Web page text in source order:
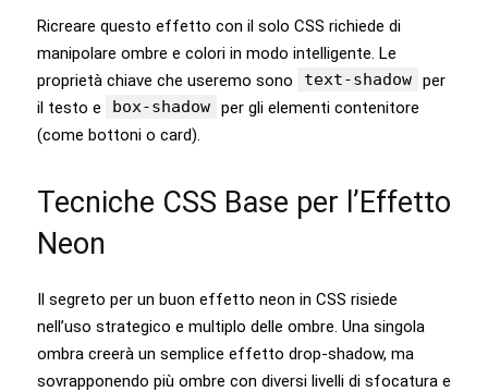
Ricreare questo effetto con il solo CSS richiede di
manipolare ombre e colori in modo intelligente. Le
proprietà chiave che useremo sono
text-shadow per
il testo e
box-shadow per gli elementi contenitore
(come bottoni o card).
Tecniche CSS Base per l’Effetto
Neon
Il segreto per un buon effetto neon in CSS risiede
nell’uso strategico e multiplo delle ombre. Una singola
ombra creerà un semplice effetto drop-shadow, ma
sovrapponendo più ombre con diversi livelli di sfocatura e